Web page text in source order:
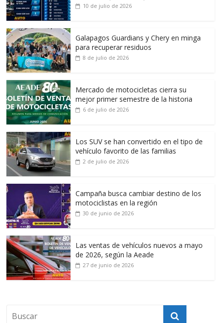
10 de julio de 2026
Galapagos Guardians y Chery en minga
para recuperar residuos
8 de julio de 2026
Mercado de motocicletas cierra su
mejor primer semestre de la historia
6 de julio de 2026
Los SUV se han convertido en el tipo de
vehículo favorito de las familias
2 de julio de 2026
Campaña busca cambiar destino de los
motociclistas en la región
30 de junio de 2026
Las ventas de vehículos nuevos a mayo
de 2026, según la Aeade
27 de junio de 2026